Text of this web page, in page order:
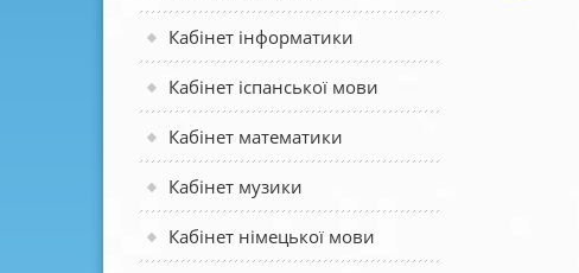
Кабінет інформатики
Кабінет іспанської мови
Кабінет математики
Кабінет музики
Кабінет німецької мови